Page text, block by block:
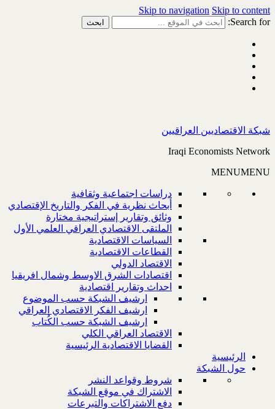
Skip to navigation Skip to content
Search for:
شبكة الاقتصاديين العراقيين
Iraqi Economists Network
MENUMENU
دراسات اجتماعية وثقافية
أبحاث نظرية في الفكر والتاريخ الإقتصادي
وثائق وتقارير إستراتيجية مختارة
الملتقى الاقتصادي العراقي العلمي الأول
السياسات الاقتصادية
القطاعات الاقتصادية
الاقتصاد الدولي
اقتصادات الشرق الاوسط وشمال افريقيا
احداث وتقارير اقتصادية
ارشيف الشبكة حسب الموضوع
ارشيف الفكر الاقتصادي العراقي
ارشيف الشبكة حسب الكُتاب
الاقتصاد العراقي الكلي
القضايا الاقتصادية الرئيسية
الرئيسية
حول الشبكة
شروط وقواعد النشر
الاشتراك في موقع الشبكة
دفع الاشتراكات والتبرعات